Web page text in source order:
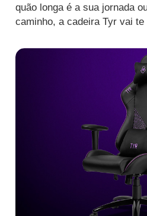
quão longa é a sua jornada
caminho, a cadeira Tyr vai te